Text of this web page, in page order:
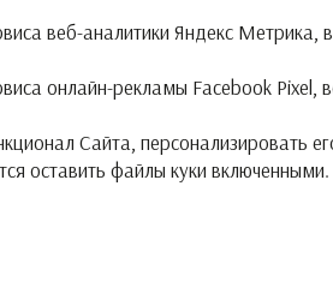
веб-аналитики Яндекс Метрика,
онлайн-рекламы Facebook Pixel,
Сайта, персонализировать
оставить файлы куки включенными.